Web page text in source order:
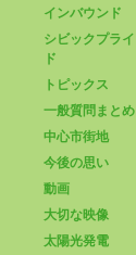
インバウンド
シビックプライ
ド
トピックス
一般質問まとめ
中心市街地
今後の思い
動画
大切な映像
太陽光発電